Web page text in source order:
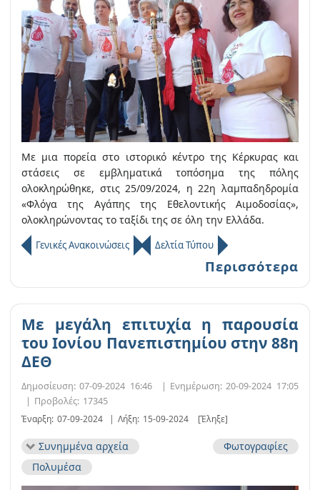
Με μια πορεία στο ιστορικό κέντρο της Κέρκυρας και
στάσεις σε εμβληματικά τοπόσημα της πόλης
ολοκληρώθηκε, στις 25/09/2024, η 22η λαμπαδηδρομία
«Φλόγα της Αγάπης της Εθελοντικής Αιμοδοσίας»,
ολοκληρώνοντας το ταξίδι της σε όλη την Ελλάδα.
Γενικές Ανακοινώσεις Δελτία Τύπου
Περισσότερα
Με μεγάλη επιτυχία η παρουσία
του Ιονίου Πανεπιστημίου στην 88η
ΔΕΘ
Δημοσίευση: 07-09-2024 16:46 | Ενημέρωση: 20-09-2024 17:05
| Προβολές: 17345
Έναρξη: 07-09-2024 | Λήξη: 15-09-2024 [Έληξε]
Συνημμένα αρχεία
Φωτογραφίες
Πολυμέσα